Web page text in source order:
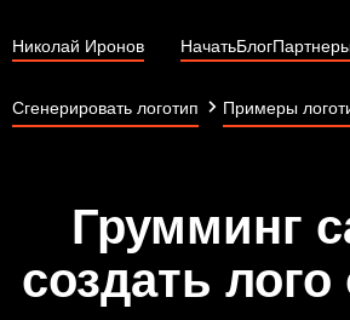
Николай Иронов НачатьБлог
Сгенерировать логотип Примеры
Грумминг
создать